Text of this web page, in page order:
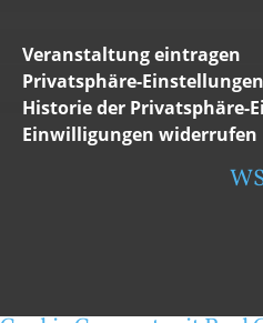
Veranstaltung eintragen
Privatsphäre-
Historie der Privatsphäre-
Einwilligungen widerrufen